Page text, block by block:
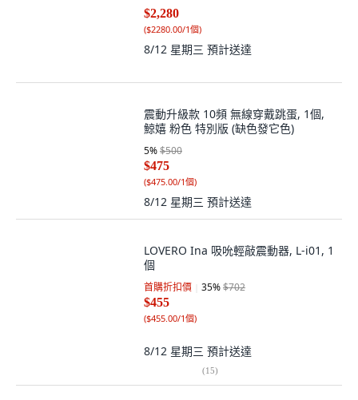
$2,280
($2280.00/1個)
8/12 星期三 預計送達
震動升級款 10頻 無線穿戴跳蛋, 1個,
鯨嬉 粉色 特別版 (缺色發它色)
5%$500
$475
($475.00/1個)
8/12 星期三 預計送達
LOVERO Ina 吸吮輕敲震動器, L-i01, 1
個
首購折扣價 35%$702
$455
($455.00/1個)
8/12 星期三 預計送達
(15)